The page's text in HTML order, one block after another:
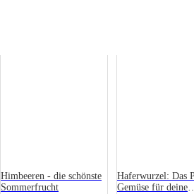
Himbeeren - die schönste
Sommerfrucht
Haferwurzel: Das
Gemüse für deine